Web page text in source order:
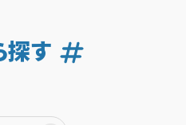
探す